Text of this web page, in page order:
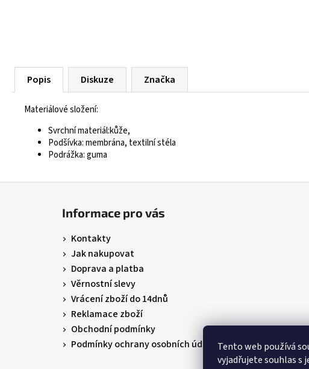
Tento web používá
vyjadřujete souhlas s
Popis Diskuze Značka
Materiálové složení:
Svrchní materiál:kůže,
Podšívka: membrána, textilní stéla
Podrážka: guma
Informace pro vás
Kontakty
Jak nakupovat
Doprava a platba
Věrnostní slevy
Vrácení zboží do 14dnů
Reklamace zboží
Obchodní podmínky
Podmínky ochrany osobních údajů